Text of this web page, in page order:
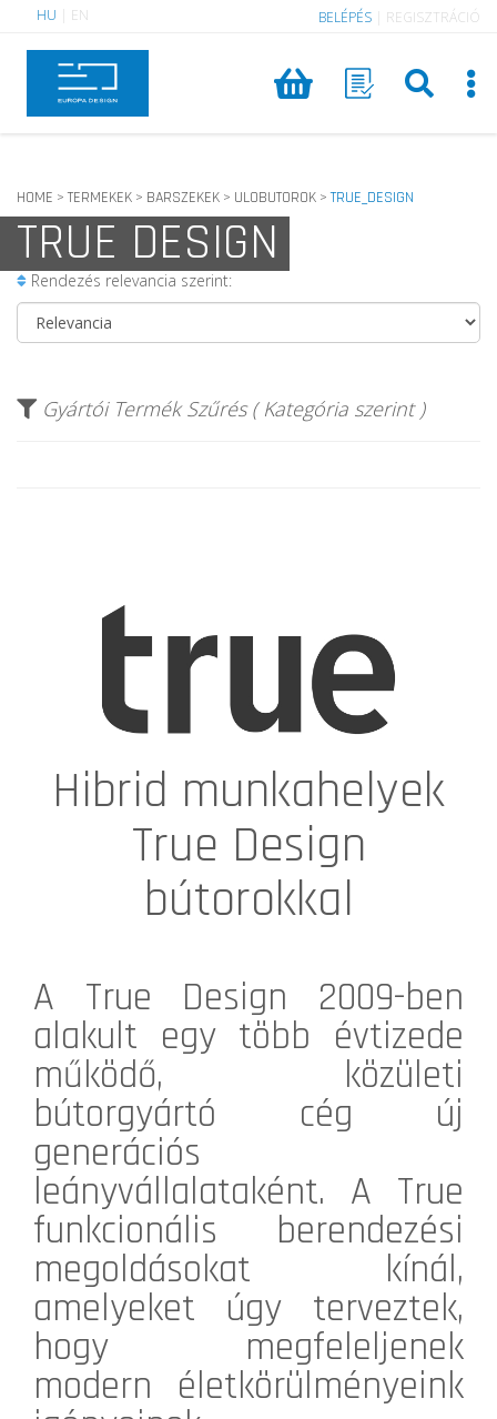
HU EN BELÉPÉS REGISZTRÁCIÓ
HOME > TERMEKEK > BARSZEKEK > ULOBUTOROK >TRUE_DESIGN
TRUE DESIGN
Rendezés relevancia szerint:
Gyártói Termék Szűrés ( Kategória szerint )
Hibrid munkahelyek
True Design
bútorokkal
A True Design 2009-ben
alakult egy több évtizede
működő, közületi
bútorgyártó cég új
generációs
leányvállalataként. A True
funkcionális berendezési
megoldásokat kínál,
amelyeket úgy terveztek,
hogy megfeleljenek
modern életkörülményeink